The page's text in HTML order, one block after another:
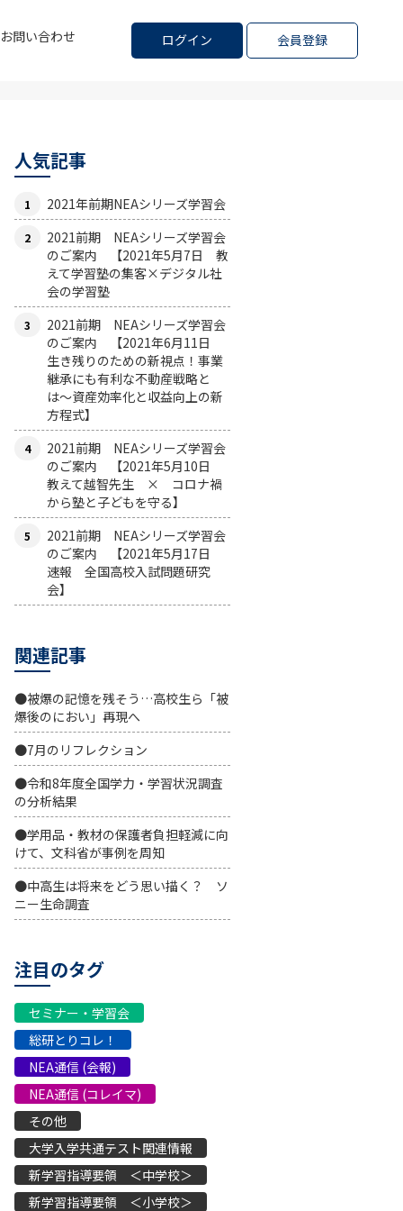
ログイン 会員登録
お問い合わせ
人気記事
2021年前期NEAシリーズ学習会
2021前期 NEAシリーズ学習会
のご案内 【2021年5月7日 教
えて学習塾の集客×デジタル社
会の学習塾
2021前期 NEAシリーズ学習会
のご案内 【2021年6月11日
生き残りのための新視点！事業
継承にも有利な不動産戦略と
は〜資産効率化と収益向上の新
方程式】
2021前期 NEAシリーズ学習会
のご案内 【2021年5月10日
教えて越智先生 × コロナ禍
から塾と子どもを守る】
2021前期 NEAシリーズ学習会
のご案内 【2021年5月17日
速報 全国高校入試問題研究
会】
関連記事
●被爆の記憶を残そう…高校生ら「被
爆後のにおい」再現へ
●7月のリフレクション
●令和8年度全国学力・学習状況調査
の分析結果
●学用品・教材の保護者負担軽減に向
けて、文科省が事例を周知
●中高生は将来をどう思い描く？ ソ
ニー生命調査
注目のタグ
セミナー・学習会
総研とりコレ！
NEA通信 (会報)
NEA通信 (コレイマ)
その他
大学入学共通テスト関連情報
新学習指導要領 ＜中学校＞
新学習指導要領 ＜小学校＞